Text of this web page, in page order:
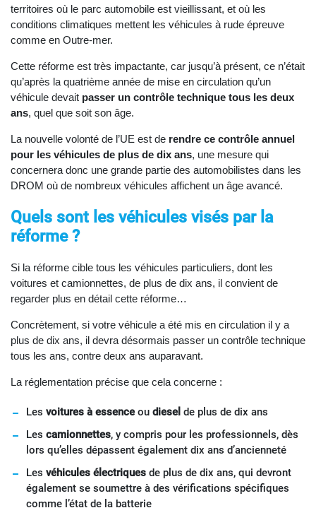
territoires où le parc automobile est vieillissant, et où les
conditions climatiques mettent les véhicules à rude épreuve
comme en Outre-mer.
Cette réforme est très impactante, car jusqu’à présent, ce n’était
qu’après la quatrième année de mise en circulation qu’un
véhicule devait passer un contrôle technique tous les deux
ans, quel que soit son âge.
La nouvelle volonté de l’UE est de rendre ce contrôle annuel
pour les véhicules de plus de dix ans, une mesure qui
concernera donc une grande partie des automobilistes dans les
DROM où de nombreux véhicules affichent un âge avancé.
Quels sont les véhicules visés par la
réforme ?
Si la réforme cible tous les véhicules particuliers, dont les
voitures et camionnettes, de plus de dix ans, il convient de
regarder plus en détail cette réforme…
Concrètement, si votre véhicule a été mis en circulation il y a
plus de dix ans, il devra désormais passer un contrôle technique
tous les ans, contre deux ans auparavant.
La réglementation précise que cela concerne :
Les voitures à essenceou diesel de plus de dix ans
Les camionnettes, y compris pour les professionnels, dès
lors qu’elles dépassent également dix ans d’ancienneté
Les véhicules électriques de plus de dix ans, qui devront
également se soumettre à des vérifications spécifiques
comme l’état de la batterie